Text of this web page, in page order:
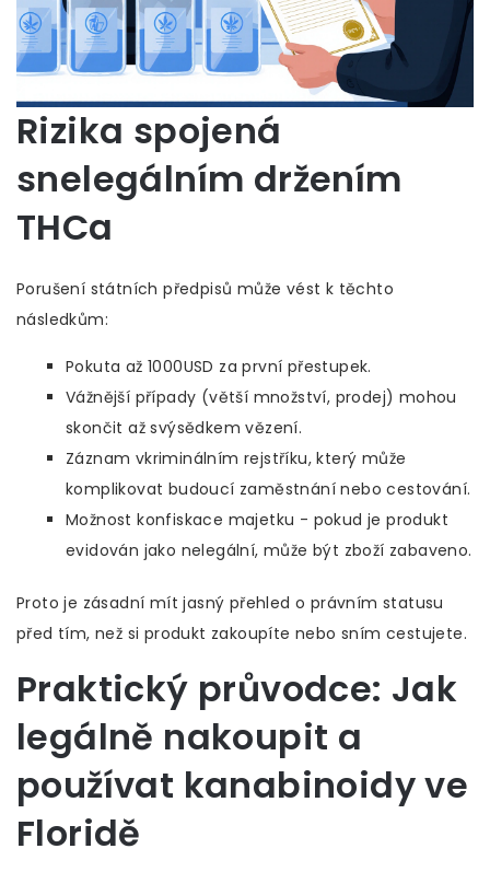
Rizika spojená
snelegálním držením
THCa
Porušení státních předpisů může vést k těchto
následkům:
Pokuta až 1000USD za první přestupek.
Vážnější případy (větší množství, prodej) mohou
skončit až svýsědkem vězení.
Záznam vkriminálním rejstříku, který může
komplikovat budoucí zaměstnání nebo cestování.
Možnost konfiskace majetku - pokud je produkt
evidován jako nelegální, může být zboží zabaveno.
Proto je zásadní mít jasný přehled o právním statusu
před tím, než si produkt zakoupíte nebo sním cestujete.
Praktický průvodce: Jak
legálně nakoupit a
používat kanabinoidy ve
Floridě